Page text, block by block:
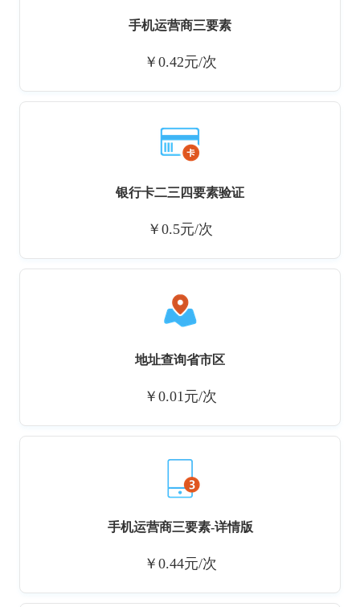
手机运营商三要素
￥0.42元/次
银行卡二三四要素验证
￥0.5元/次
地址查询省市区
￥0.01元/次
手机运营商三要素-详情版
￥0.44元/次